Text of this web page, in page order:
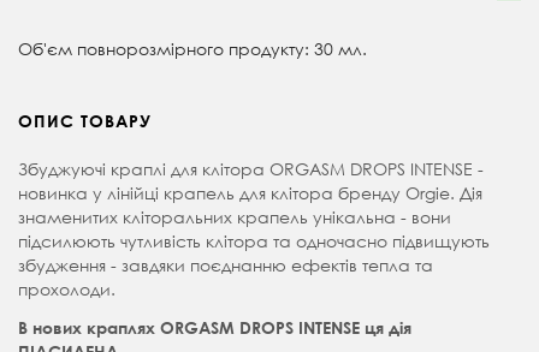
Об'єм повнорозмірного продукту: 30 мл.
ОПИС ТОВАРУ
Збуджуючі краплі для клітора ORGASM DROPS INTENSE -
новинка у лінійці крапель для клітора бренду Orgie. Дія
знаменитих кліторальних крапель унікальна - вони
підсилюють чутливість клітора та одночасно підвищують
збудження - завдяки поєднанню ефектів тепла та
прохолоди.
В нових краплях ORGASM DROPS INTENSE ця дія